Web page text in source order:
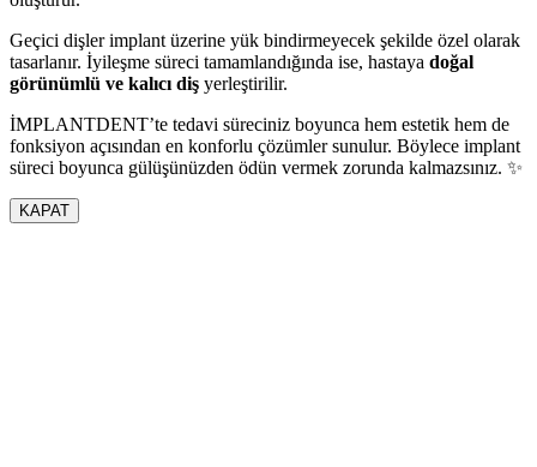
Geçici dişler implant üzerine yük bindirmeyecek şekilde özel olarak
tasarlanır. İyileşme süreci tamamlandığında ise, hastaya doğal
görünümlü ve kalıcı diş yerleştirilir.
İMPLANTDENT’te tedavi süreciniz boyunca hem estetik hem de
fonksiyon açısından en konforlu çözümler sunulur. Böylece implant
süreci boyunca gülüşünüzden ödün vermek zorunda kalmazsınız. ✨
KAPAT